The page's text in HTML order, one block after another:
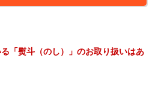
「熨斗（のし）」のお取り扱いはあ